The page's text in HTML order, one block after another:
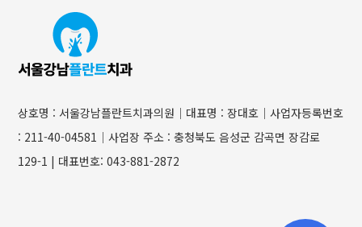
상호명 : 서울강남플란트치과의원│대표명 : 장대호│사업자등록번호
: 211-40-04581│사업장 주소 : 충청북도 음성군 감곡면 장감로
129-1 | 대표번호: 043-881-2872